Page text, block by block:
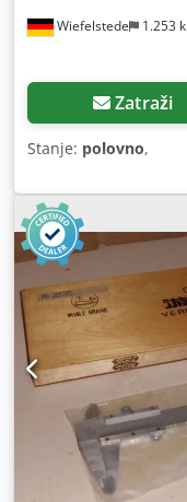
Wiefelstede 1.253
Zatraži
Stanje: polovno,